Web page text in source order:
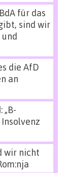
für das
sind wir
die AfD
an
wir nicht